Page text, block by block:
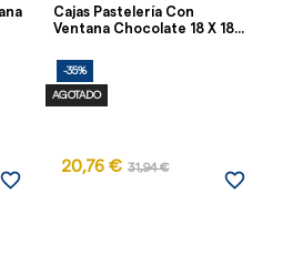
favorite_border
Cajas Pastelería Con
Ventana Chocolate 18 X 18...
-35%
AGOTADO
20,76 € 31,94 €
favorite_border